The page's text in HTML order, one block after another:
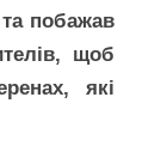
побажав
щоб
які